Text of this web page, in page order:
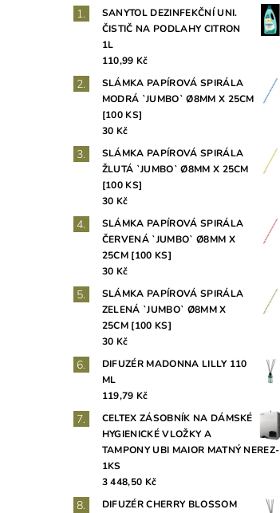
SANYTOL DEZINFEKČNÍ UNI.
ČISTIČ NA PODLAHY CITRON
1L
110,99 Kč
SLÁMKA PAPÍROVÁ SPIRÁLA
MODRÁ `JUMBO` Ø8MM X 25CM
[100 KS]
30 Kč
SLÁMKA PAPÍROVÁ SPIRÁLA
ŽLUTÁ `JUMBO` Ø8MM X 25CM
[100 KS]
30 Kč
SLÁMKA PAPÍROVÁ SPIRÁLA
ČERVENÁ `JUMBO` Ø8MM X
25CM [100 KS]
30 Kč
SLÁMKA PAPÍROVÁ SPIRÁLA
ZELENÁ `JUMBO` Ø8MM X
25CM [100 KS]
30 Kč
DIFUZÉR MADONNA LILLY 110
ML
119,79 Kč
CELTEX ZÁSOBNÍK NA DÁMSKÉ
HYGIENICKÉ VLOŽKY A
TAMPONY UBI MAIOR MATNÝ NEREZ-
1KS
3 448,50 Kč
DIFUZÉR CHERRY BLOSSOM